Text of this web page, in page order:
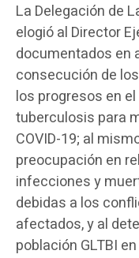
La Delegación de
elogió al Director
documentados en
consecución de
los progresos en
tuberculosis para
COVID-19; al
preocupación en
infecciones y
debidas a los
afectados, y al
población GLTBI